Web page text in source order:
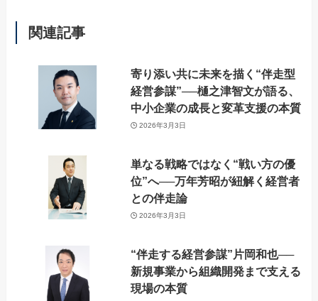
関連記事
寄り添い共に未来を描く“伴走型
経営参謀”──樋之津智文が語る、
中小企業の成長と変革支援の本質
2026年3月3日
単なる戦略ではなく“戦い方の優
位”へ──万年芳昭が紐解く経営者
との伴走論
2026年3月3日
“伴走する経営参謀”片岡和也──
新規事業から組織開発まで支える
現場の本質